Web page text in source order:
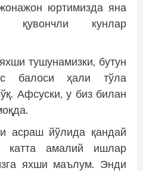
юртимизда яна
қувончли кунлар
тушунамизки, бутун
балоси ҳали тўла
Афсуски, у биз билан
асраш йўлида қандай
катта амалий ишлар
яхши маълум. Энди